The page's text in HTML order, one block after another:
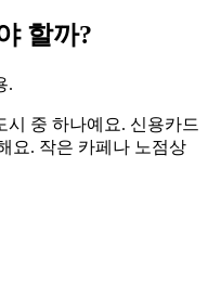
할까?
.
중 하나예요. 신용카드
요. 작은 카페나 노점상